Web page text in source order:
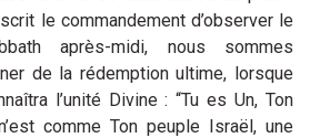
le commandement d’observer le
après-midi, nous sommes
de la rédemption ultime, lorsque
l’unité Divine : “Tu es Un, Ton
comme Ton peuple Israël, une